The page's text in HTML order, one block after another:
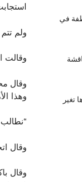
ولم
وقالت
وقال
وهذا
“نطالب
وقال
وقال
في
تغير